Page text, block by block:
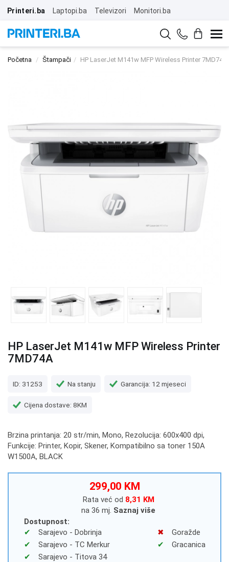
Printeri.ba Laptopi.ba Televizori Monitori.ba
Početna Štampači HP LaserJet M141w MFP Wireless Printer 7MD74A
HP LaserJet M141w MFP Wireless Printer
7MD74A
ID: 31253 Na stanju Garancija: 12 mjeseci
Cijena dostave: 8KM
Brzina printanja: 20 str/min, Mono, Rezolucija: 600x400 dpi,
Funkcije: Printer, Kopir, Skener, Kompatibilno sa toner 150A
W1500A, BLACK
299,00 KM
Rata već od 8,31 KM
na 36 mj. Saznaj više
Dostupnost:
Sarajevo - Dobrinja
Sarajevo - TC Merkur
Sarajevo - Titova 34
Goražde
Gracanica